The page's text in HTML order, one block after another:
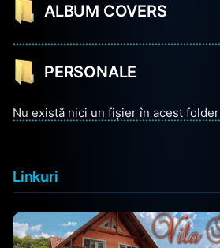
ALBUM COVERS
PERSONALE
Nu există nici un fișier în acest folder
Linkuri